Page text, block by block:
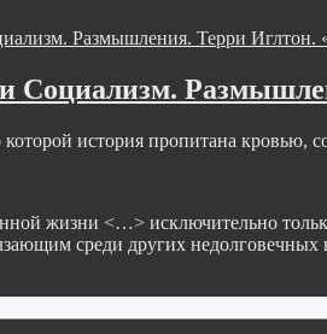
Социализм.
история пропитана кровью,
жизни <…> исключительно
среди других недолговечных